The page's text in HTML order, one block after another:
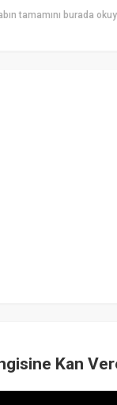
tamamını burada
Kan